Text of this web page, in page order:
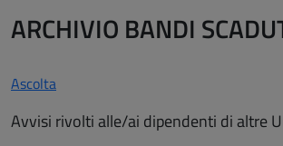
ARCHIVIO BANDI
Ascolta
Avvisi rivolti alle/ai dipendenti di altre